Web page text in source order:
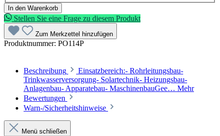
In den Warenkorb
Stellen Sie eine Frage zu diesem Produkt
Zum Merkzettel hinzufügen
Produktnummer: PO114P
Beschreibung
Einsatzbereich:- Rohrleitungsbau-
Trinkwasserversorgung- Solartechnik- Heizungsbau-
Anlagenbau- Apparatebau- MaschinenbauGee… Mehr
Bewertungen
Warn-/Sicherheitshinweise
Menü schließen